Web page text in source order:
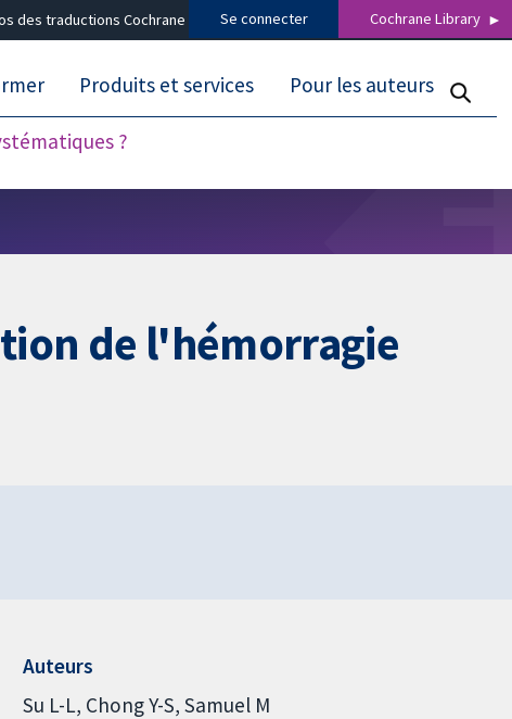
des traductions Cochrane Se connecter Cochrane Library
?
Produits et services Pour les auteurs
de l'hémorragie
Auteurs
Su L-L Chong Y-S Samuel M